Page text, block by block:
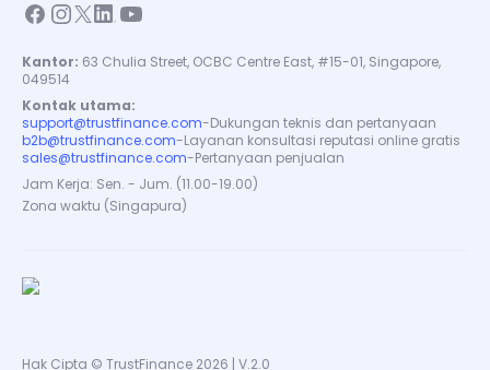
Kantor: 63 Chulia Street, OCBC Centre East, #15-01, Singapore,
049514
Kontak utama:
support@trustfinance.com-Dukungan teknis dan pertanyaan
b2b@trustfinance.com-Layanan konsultasi reputasi online gratis
sales@trustfinance.com-Pertanyaan penjualan
Jam Kerja: Sen. - Jum. (11.00-19.00)
Zona waktu (Singapura)
Hak Cipta © TrustFinance 2026 | V.2.0